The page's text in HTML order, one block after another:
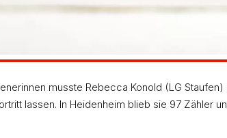
musste Rebecca Konold (LG
lassen. In Heidenheim blieb sie 97 Zähler